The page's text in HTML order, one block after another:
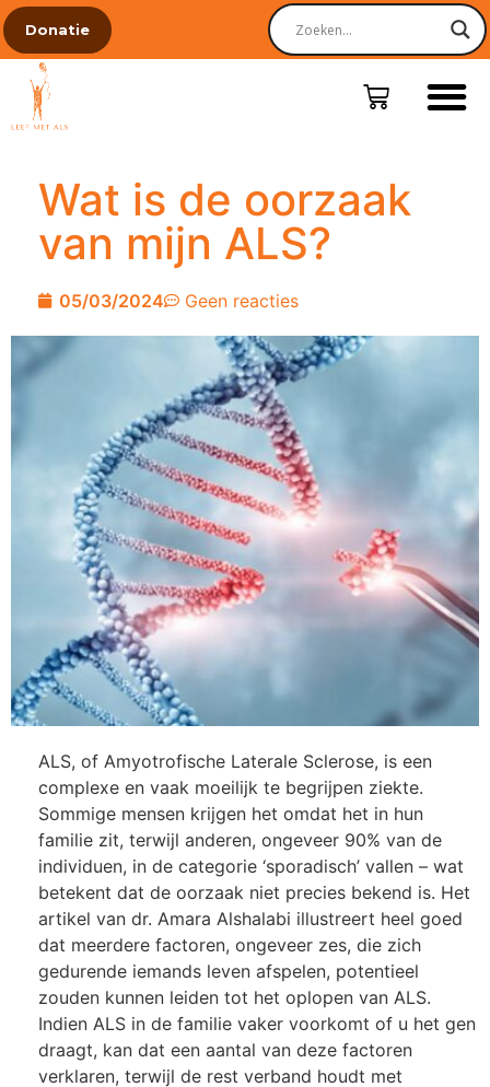
Donatie
Wat is de oorzaak
van mijn ALS?
05/03/2024 Geen reacties
ALS, of Amyotrofische Laterale Sclerose, is een
complexe en vaak moeilijk te begrijpen ziekte.
Sommige mensen krijgen het omdat het in hun
familie zit, terwijl anderen, ongeveer 90% van de
individuen, in de categorie ‘sporadisch’ vallen – wat
betekent dat de oorzaak niet precies bekend is. Het
artikel van dr. Amara Alshalabi illustreert heel goed
dat meerdere factoren, ongeveer zes, die zich
gedurende iemands leven afspelen, potentieel
zouden kunnen leiden tot het oplopen van ALS.
Indien ALS in de familie vaker voorkomt of u het gen
draagt, kan dat een aantal van deze factoren
verklaren, terwijl de rest verband houdt met